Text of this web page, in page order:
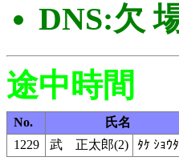
DNS:欠
途中時間
No. 氏名
1229
武 正太郎(2) ﾀｹ ｼｮｳ